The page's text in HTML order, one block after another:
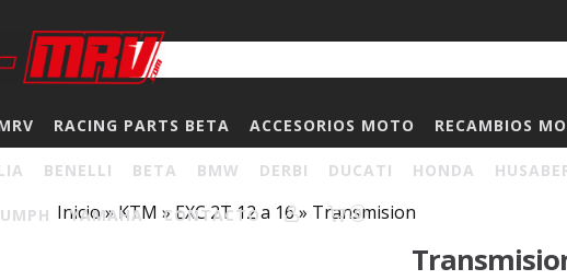
RACING PARTS BETA ACCESORIOS MOTO RECAMBIOS
BENELLI BETA BMW DERBI DUCATI HONDA
YAMAHA CONTACTO 0
Inicio»KTM »EXC 2T 12 a 16» Transmision